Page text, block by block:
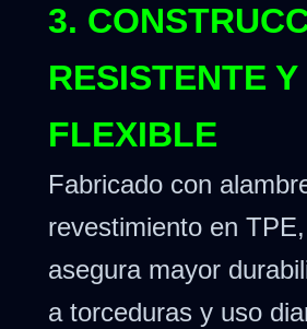
3.
RESISTENTE Y
FLEXIBLE
Fabricado con
revestimiento en
asegura mayor
a torceduras y uso